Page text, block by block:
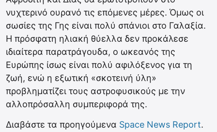
νυχτερινό ουρανό τις επόμενες μέρες. Όμως οι
σωσίες της Γης είναι πολύ σπάνιοι στο Γαλαξία.
Η πρόσφατη ηλιακή θύελλα δεν προκάλεσε
ιδιαίτερα παρατράγουδα, ο ωκεανός της
Ευρώπης ίσως είναι πολύ αφιλόξενος για τη
ζωή, ενώ η εξωτική «σκοτεινή ύλη»
προβληματίζει τους αστροφυσικούς με την
αλλοπρόσαλλη συμπεριφορά της.
Διαβάστε τα προηγούμενα Space News Report.